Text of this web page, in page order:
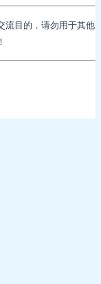
流目的，请勿用于其他